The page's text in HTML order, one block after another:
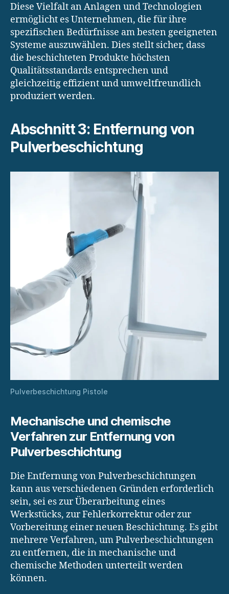
Diese Vielfalt an Anlagen und Technologien
ermöglicht es Unternehmen, die für ihre
spezifischen Bedürfnisse am besten geeigneten
Systeme auszuwählen. Dies stellt sicher, dass
die beschichteten Produkte höchsten
Qualitätsstandards entsprechen und
gleichzeitig effizient und umweltfreundlich
produziert werden.
Abschnitt 3: Entfernung von
Pulverbeschichtung
Pulverbeschichtung Pistole
Mechanische und chemische
Verfahren zur Entfernung von
Pulverbeschichtung
Die Entfernung von Pulverbeschichtungen
kann aus verschiedenen Gründen erforderlich
sein, sei es zur Überarbeitung eines
Werkstücks, zur Fehlerkorrektur oder zur
Vorbereitung einer neuen Beschichtung. Es gibt
mehrere Verfahren, um Pulverbeschichtungen
zu entfernen, die in mechanische und
chemische Methoden unterteilt werden
können.